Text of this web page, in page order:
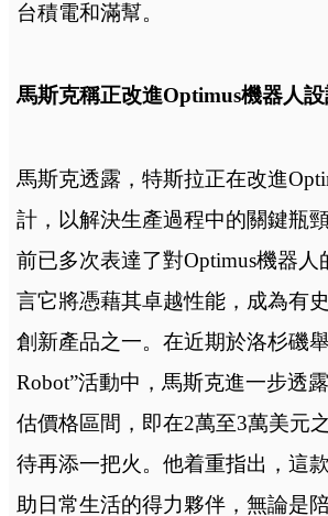
台積電和滿幫。
馬斯克稱正改進Optimus機器人
馬斯克透露，特斯拉正在改進
計，以解決生產過程中的關鍵瓶
前已多次表達了對Optimus機器人
言它將憑藉其卓越性能，成為有
創新產品之一。在近期於洛杉磯
Robot”活動中，馬斯克進一步透
估價格區間，即在2萬至3萬美元
待再添一把火。他着重指出，這
助日常生活的得力夥伴，無論是